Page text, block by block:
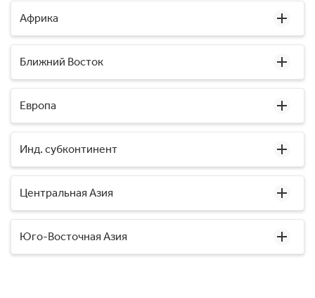
Африка
Ближний Восток
Европа
Инд. субконтинент
Центральная Азия
Юго-Восточная Азия